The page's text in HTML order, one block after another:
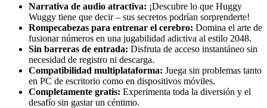
Narrativa de audio atractiva: ¡Descubre lo que Huggy
Wuggy tiene que decir – sus secretos podrían sorprenderte!
Rompecabezas para entrenar el cerebro: Domina el arte de
fusionar números en una jugabilidad adictiva al estilo 2048.
Sin barreras de entrada: Disfruta de acceso instantáneo sin
necesidad de registro ni descarga.
Compatibilidad multiplataforma: Juega sin problemas tanto
en PC de escritorio como en dispositivos móviles.
Completamente gratis: Experimenta toda la diversión y el
desafío sin gastar un céntimo.